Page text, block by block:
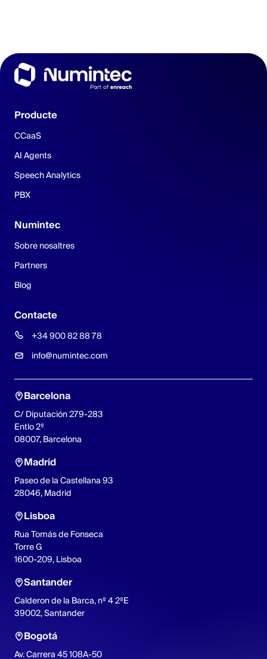
Producte
CCaaS
AI Agents
Speech Analytics
PBX
Numintec
Sobre nosaltres
Partners
Blog
Contacte
+34 900 82 88 78
info@numintec.com
Barcelona
C/ Diputación 279-283
Entlo 2º
08007, Barcelona
Madrid
Paseo de la Castellana 93
28046, Madrid
Lisboa
Rua Tomás de Fonseca
Torre G
1600-209, Lisboa
Santander
Calderon de la Barca, nº 4 2ºE
39002, Santander
Bogotá
Av. Carrera 45 108A-50